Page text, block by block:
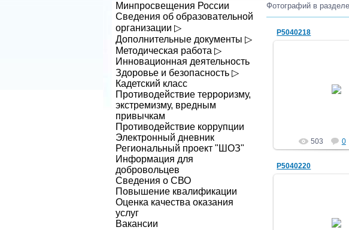
Минпросвещения России
Сведения об образовательной
организации ▷
Дополнительные документы ▷
Методическая работа ▷
Инновационная деятельность
Здоровье и безопасность ▷
Кадетский класс
Противодействие терроризму,
экстремизму, вредным
привычкам
Противодействие коррупции
Электронный дневник
Региональный проект "ШОЗ"
Информация для
добровольцев
Сведения о СВО
Повышение квалификации
Оценка качества оказания
услуг
Вакансии
Фотографий в разделе
P5040218
503 0
P5040220